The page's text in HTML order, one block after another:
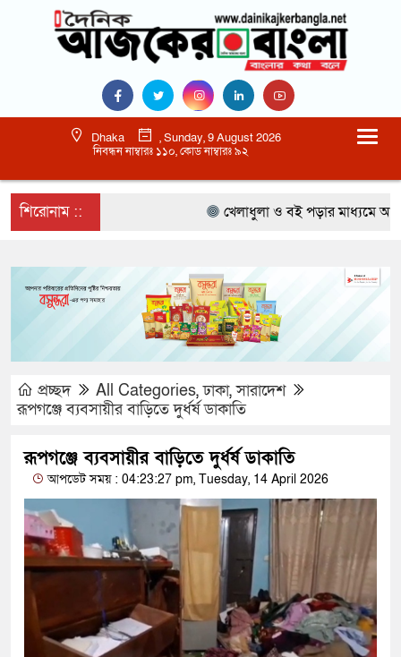
Dhaka
, Sunday, 9 August 2026
নিবন্ধন নাম্বারঃ ১১০, কোড নাম্বারঃ ৯২
শিরোনাম :: খেলাধুলা ও বই পড়ার মাধ্যমে আগামী
প্রচ্ছদ All Categories,ঢাকা,সারাদেশ
রূপগঞ্জে ব্যবসায়ীর বাড়িতে দুর্ধর্ষ ডাকাতি
রূপগঞ্জে ব্যবসায়ীর বাড়িতে দুর্ধর্ষ ডাকাতি
আপডেট সময় : 04:23:27 pm, Tuesday, 14 April 2026